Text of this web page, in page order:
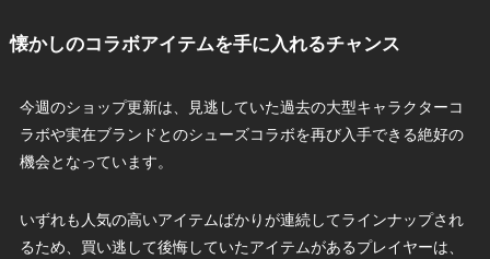
懐かしのコラボアイテムを手に入れるチャンス
今週のショップ更新は、見逃していた過去の大型キャラクターコ
ラボや実在ブランドとのシューズコラボを再び入手できる絶好の
機会となっています。
いずれも人気の高いアイテムばかりが連続してラインナップされ
るため、買い逃して後悔していたアイテムがあるプレイヤーは、